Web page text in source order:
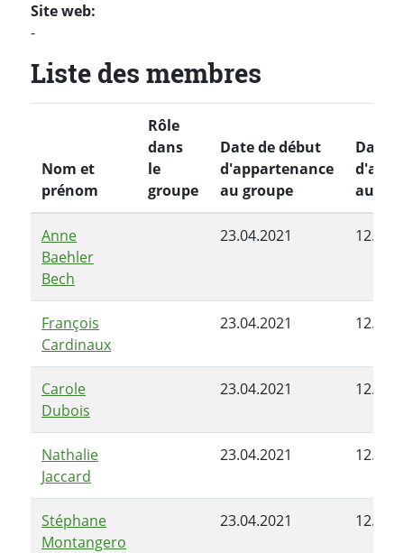
Site web:
-
Liste des membres
Nom et
prénom
Rôle
dans
le
groupe
Date de début
d'appartenance
au groupe
Date
au
Anne
Baehler
Bech
23.04.2021
François
Cardinaux
23.04.2021
Carole
Dubois
23.04.2021
Nathalie
Jaccard
23.04.2021
Stéphane
Montangero
23.04.2021